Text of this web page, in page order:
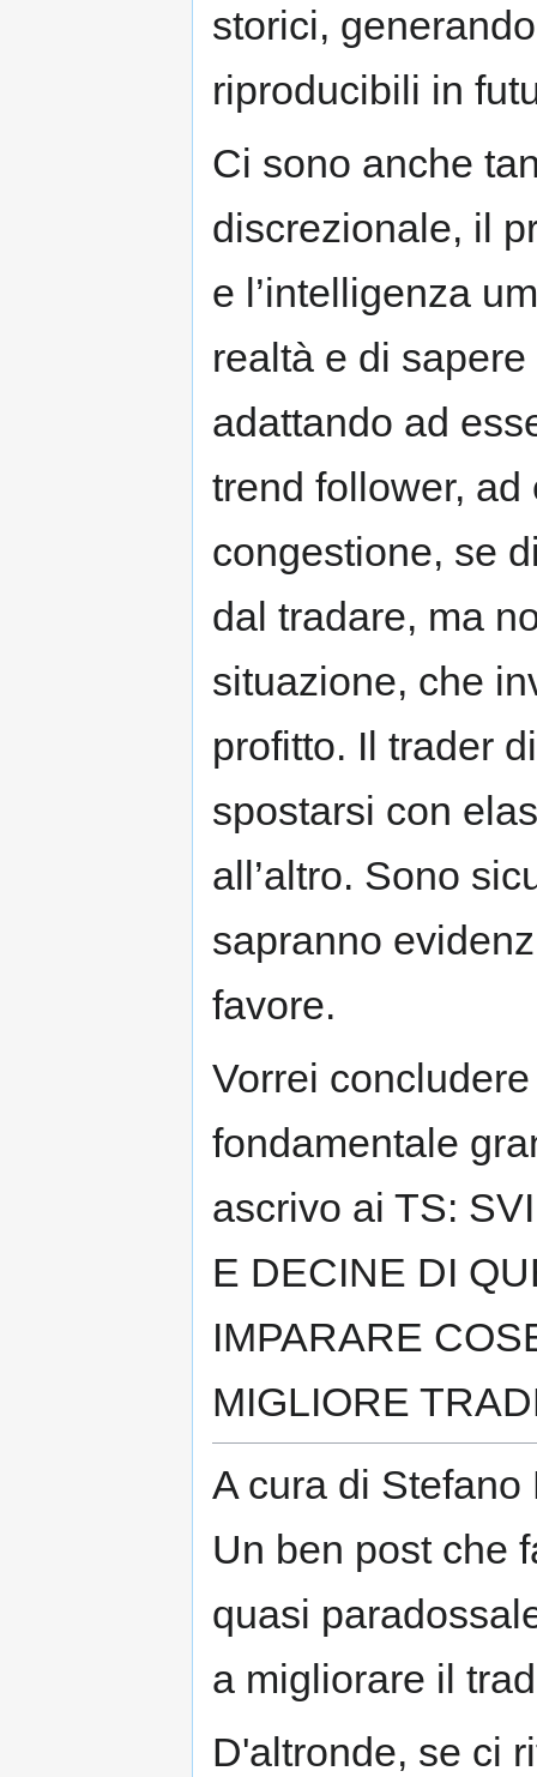
storici,
riproducibili in
Ci sono anche
discrezionale, il
e l’intelligenza
realtà e di
adattando ad
trend follower,
congestione, se
dal tradare, ma
situazione, che
profitto. Il trader
spostarsi con
all’altro. Sono
sapranno
favore.
Vorrei
fondamentale
ascrivo ai TS:
E DECINE DI
IMPARARE
MIGLIORE
A cura di Stefano
Un ben post che
quasi
a migliorare il
D'altronde, se ci